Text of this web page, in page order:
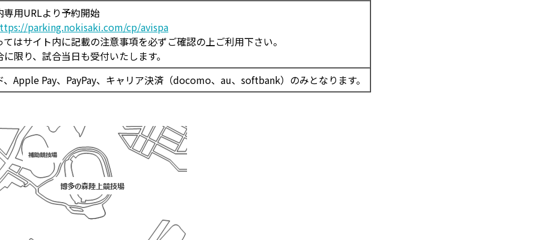
用URLより予約開始
parking.nokisaki.com/cp/avispa
はサイト内に記載の注意事項を必ずご確認の上ご利用下さい。
限り、試合当日も受付いたします。
Apple Pay、PayPay、キャリア決済（docomo、au、softbank）のみとなります。